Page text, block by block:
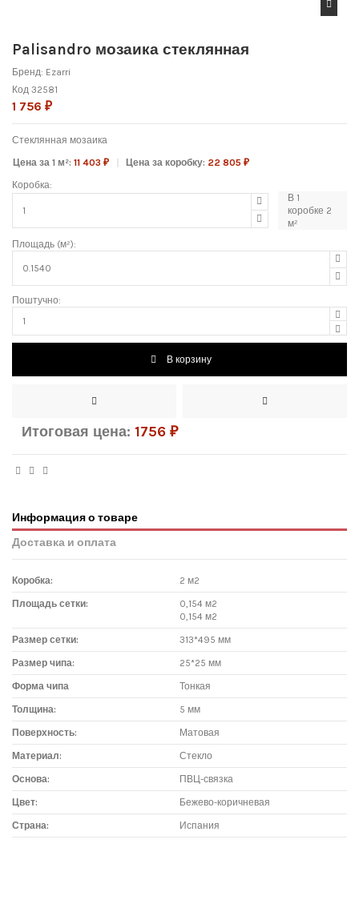
Palisandro мозаика стеклянная
Бренд: Ezarri
Код 32581
1 756 ₽
Стеклянная мозаика
Цена за 1 м²:11 403 ₽ Цена за коробку: 22 805 ₽
Коробка:
В 1
коробке 2
м²
Площадь (м²):
Поштучно:
В корзину
Итоговая цена: 1756 ₽
Информация о товаре
Доставка и оплата
Коробка: 2 м2
Площадь сетки:
0,154 м2
0,154 м2
Размер сетки: 313*495 мм
Размер чипа: 25*25 мм
Форма чипа Тонкая
Толщина: 5 мм
Поверхность: Матовая
Материал: Стекло
Основа: ПВЦ-связка
Цвет: Бежево-коричневая
Страна: Испания